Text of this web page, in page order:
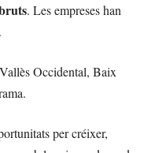
. Les empreses han
.
Occidental, Baix
per créixer,